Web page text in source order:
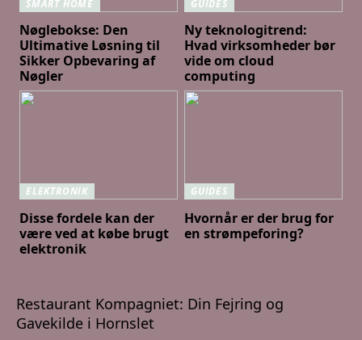
SMART HOME
Nøglebokse: Den
Ultimative Løsning til
Sikker Opbevaring af
Nøgler
GUIDES
Ny teknologitrend:
Hvad virksomheder bør
vide om cloud
computing
ELEKTRONIK
Disse fordele kan der
være ved at købe brugt
elektronik
GUIDES
Hvornår er der brug for
en strømpeforing?
Restaurant Kompagniet: Din Fejring og
Gavekilde i Hornslet